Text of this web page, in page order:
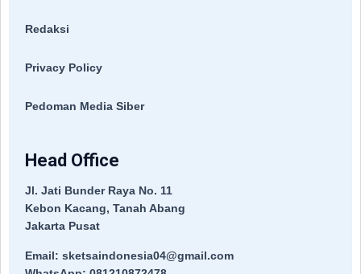
Redaksi
Privacy Policy
Pedoman Media Siber
Head Office
Jl. Jati Bunder Raya No. 11
Kebon Kacang, Tanah Abang
Jakarta Pusat
Email: sketsaindonesia04@gmail.com